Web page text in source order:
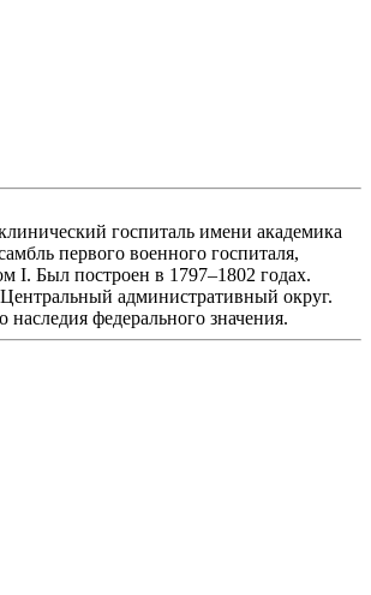
госпиталь имени академика
первого военного госпиталя,
I. Был построен в 1797–1802 годах.
административный округ.
наследия федерального значения.